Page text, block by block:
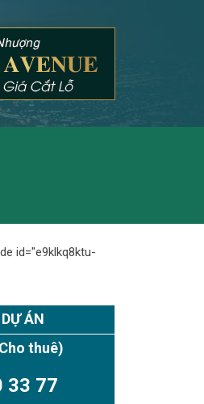
id="e9klkq8ktu-
ÁN
thuê)
33 77